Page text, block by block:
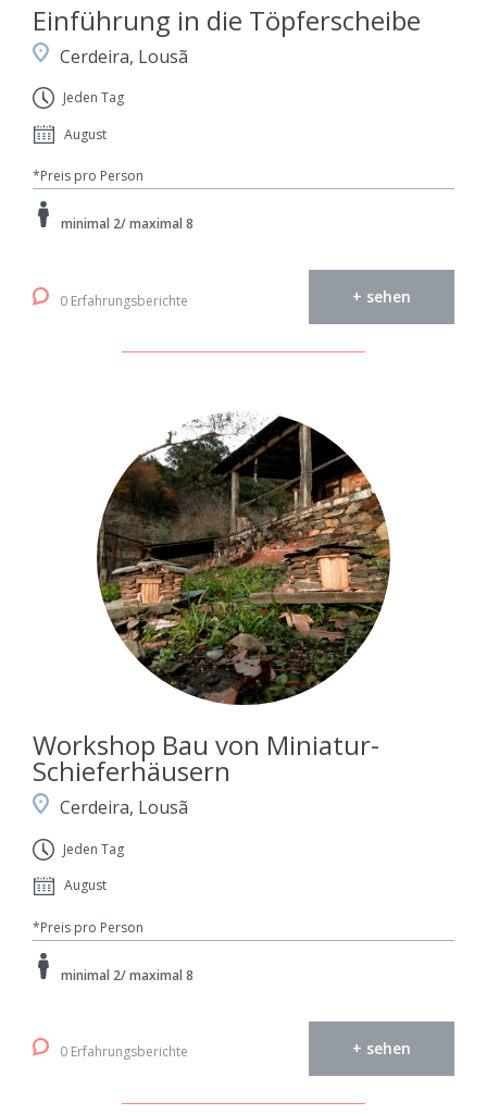
Einführung in die Töpferscheibe
Cerdeira, Lousã
Jeden Tag
August
*Preis pro Person
minimal 2/ maximal 8
0 Erfahrungsberichte + sehen
Workshop Bau von Miniatur-
Schieferhäusern
Cerdeira, Lousã
Jeden Tag
August
*Preis pro Person
minimal 2/ maximal 8
0 Erfahrungsberichte + sehen